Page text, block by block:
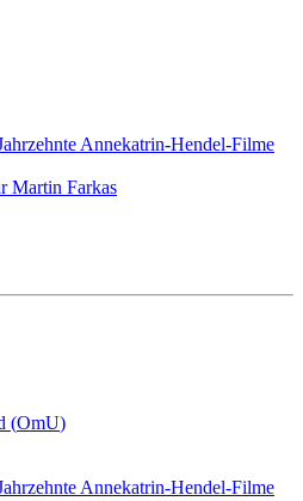
Annekatrin-Hendel-Filme
Martin Farkas
(OmU)
Annekatrin-Hendel-Filme